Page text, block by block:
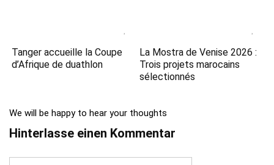
Tanger accueille la Coupe
d’Afrique de duathlon
La Mostra de Venise 2026 :
Trois projets marocains
sélectionnés
We will be happy to hear your thoughts
Hinterlasse einen Kommentar